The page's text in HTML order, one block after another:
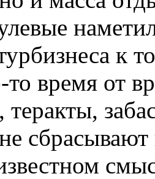
к
то время от
теракты,
сбрасывают